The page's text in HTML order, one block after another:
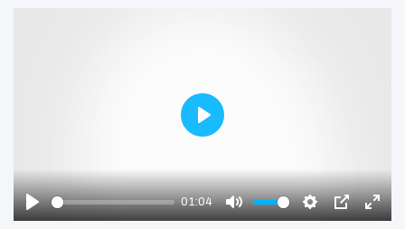
P
01:04
M
S
P
E
P
a
y